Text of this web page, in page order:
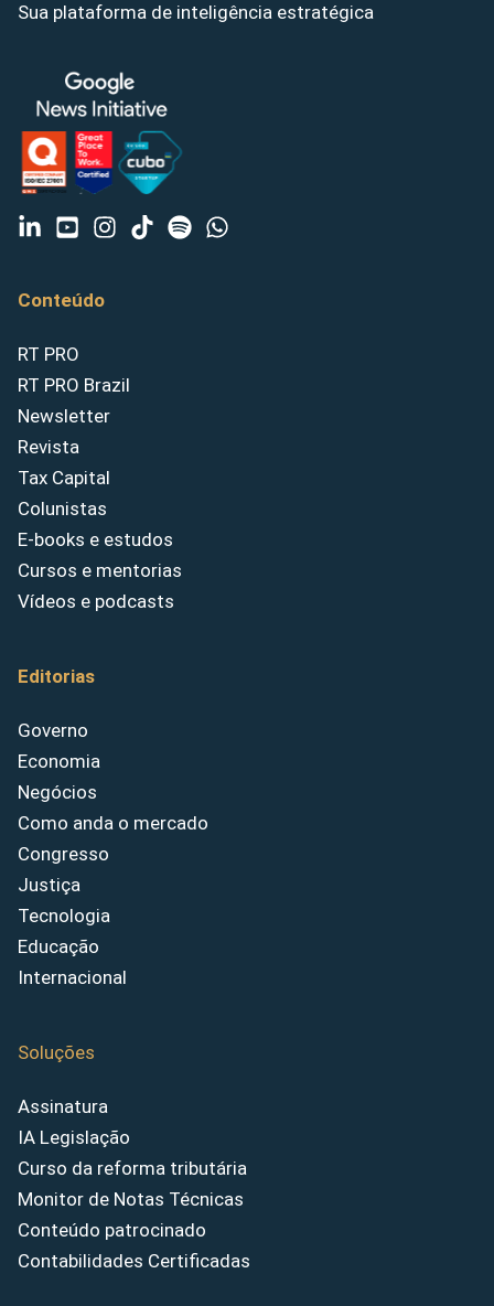
Sua plataforma de inteligência estratégica
Conteúdo
RT PRO
RT PRO Brazil
Newsletter
Revista
Tax Capital
Colunistas
E-books e estudos
Cursos e mentorias
Vídeos e podcasts
Editorias
Governo
Economia
Negócios
Como anda o mercado
Congresso
Justiça
Tecnologia
Educação
Internacional
Soluções
Assinatura
IA Legislação
Curso da reforma tributária
Monitor de Notas Técnicas
Conteúdo patrocinado
Contabilidades Certificadas